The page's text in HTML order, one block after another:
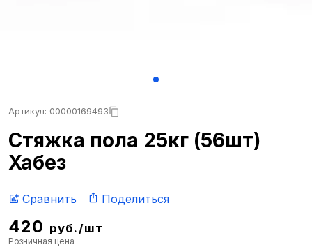
Артикул: 00000169493
Стяжка пола 25кг (56шт)
Хабез
Сравнить Поделиться
420 руб./шт
Розничная цена